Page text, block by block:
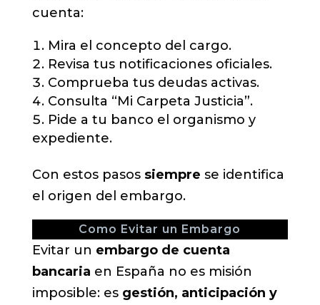
cuenta:
Mira el concepto del cargo.
Revisa tus notificaciones oficiales.
Comprueba tus deudas activas.
Consulta “Mi Carpeta Justicia”.
Pide a tu banco el organismo y
expediente.
Con estos pasos siempre se identifica
el origen del embargo.
Como Evitar un Embargo
Evitar un embargo de cuenta
bancaria en España no es misión
imposible: es gestión, anticipación y